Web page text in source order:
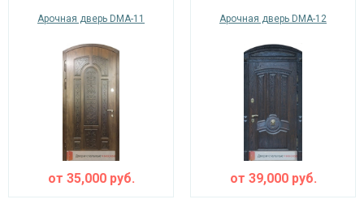
Арочная дверь DMA-11
от 35,000руб.
Арочная дверь DMA-12
от 39,000руб.